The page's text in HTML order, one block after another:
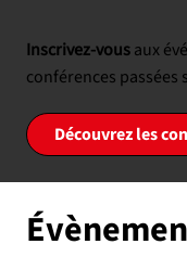
Inscrivez-vousaux
conférences passées
Découvrez les